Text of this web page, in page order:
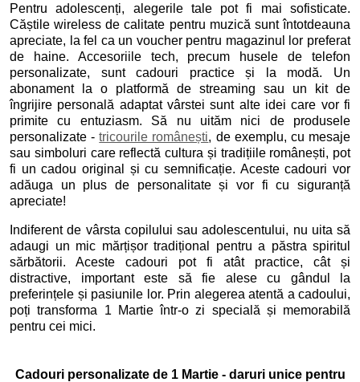
Pentru adolescenți, alegerile tale pot fi mai sofisticate.
Căștile wireless de calitate pentru muzică sunt întotdeauna
apreciate, la fel ca un voucher pentru magazinul lor preferat
de haine. Accesoriile tech, precum husele de telefon
personalizate, sunt cadouri practice și la modă. Un
abonament la o platformă de streaming sau un kit de
îngrijire personală adaptat vârstei sunt alte idei care vor fi
primite cu entuziasm. Să nu uităm nici de produsele
personalizate -tricourile românești, de exemplu, cu mesaje
sau simboluri care reflectă cultura și tradițiile românești, pot
fi un cadou original și cu semnificație. Aceste cadouri vor
adăuga un plus de personalitate și vor fi cu siguranță
apreciate!
Indiferent de vârsta copilului sau adolescentului, nu uita să
adaugi un mic mărțișor tradițional pentru a păstra spiritul
sărbătorii. Aceste cadouri pot fi atât practice, cât și
distractive, important este să fie alese cu gândul la
preferințele și pasiunile lor. Prin alegerea atentă a cadoului,
poți transforma 1 Martie într-o zi specială și memorabilă
pentru cei mici.
Cadouri personalizate de 1 Martie - daruri unice pentru